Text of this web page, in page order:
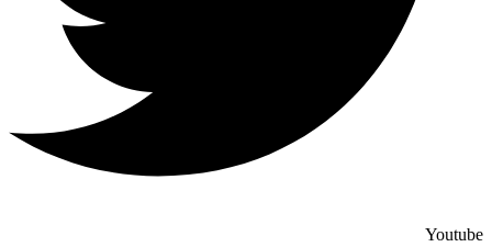
Youtube